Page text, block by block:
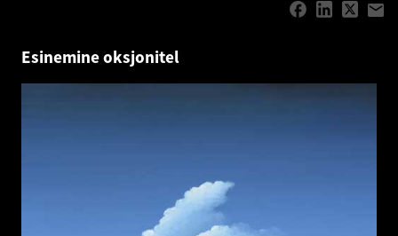
Esinemine oksjonitel